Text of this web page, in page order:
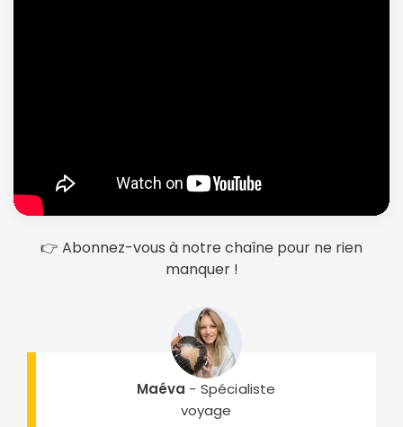
👉 Abonnez-vous à notre chaîne pour ne rien
manquer !
Maéva - Spécialiste
voyage